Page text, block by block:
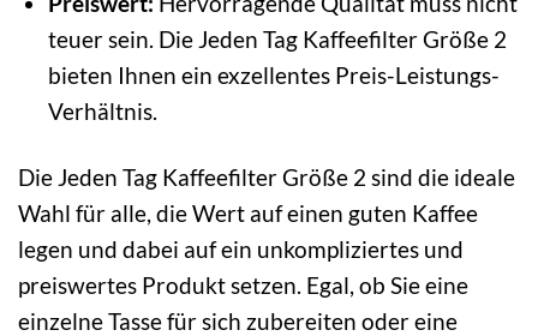
teuer sein. Die Jeden Tag Kaffeefilter Größe 2
bieten Ihnen ein exzellentes Preis-Leistungs-
Verhältnis.
Die Jeden Tag Kaffeefilter Größe 2 sind die ideale
Wahl für alle, die Wert auf einen guten Kaffee
legen und dabei auf ein unkompliziertes und
preiswertes Produkt setzen. Egal, ob Sie eine
einzelne Tasse für sich zubereiten oder eine